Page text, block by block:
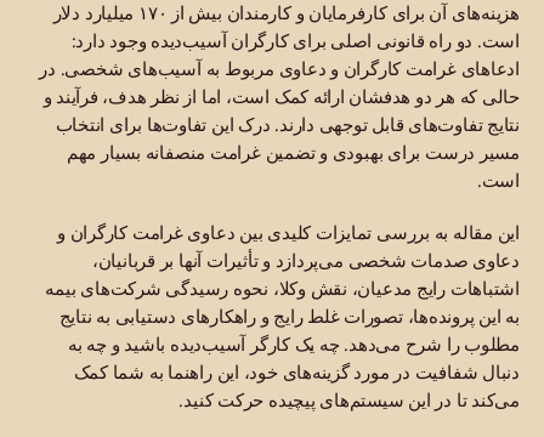
هزینه‌های آن برای کارفرمایان و کارمندان بیش از ۱۷۰ میلیارد دلار
است. دو راه قانونی اصلی برای کارگران آسیب‌دیده وجود دارد:
ادعاهای غرامت کارگران و دعاوی مربوط به آسیب‌های شخصی. در
حالی که هر دو هدفشان ارائه کمک است، اما از نظر هدف، فرآیند و
نتایج تفاوت‌های قابل توجهی دارند. درک این تفاوت‌ها برای انتخاب
مسیر درست برای بهبودی و تضمین غرامت منصفانه بسیار مهم
است.
این مقاله به بررسی تمایزات کلیدی بین دعاوی غرامت کارگران و
دعاوی صدمات شخصی می‌پردازد و تأثیرات آنها بر قربانیان،
اشتباهات رایج مدعیان، نقش وکلا، نحوه رسیدگی شرکت‌های بیمه
به این پرونده‌ها، تصورات غلط رایج و راهکارهای دستیابی به نتایج
مطلوب را شرح می‌دهد. چه یک کارگر آسیب‌دیده باشید و چه به
دنبال شفافیت در مورد گزینه‌های خود، این راهنما به شما کمک
می‌کند تا در این سیستم‌های پیچیده حرکت کنید.